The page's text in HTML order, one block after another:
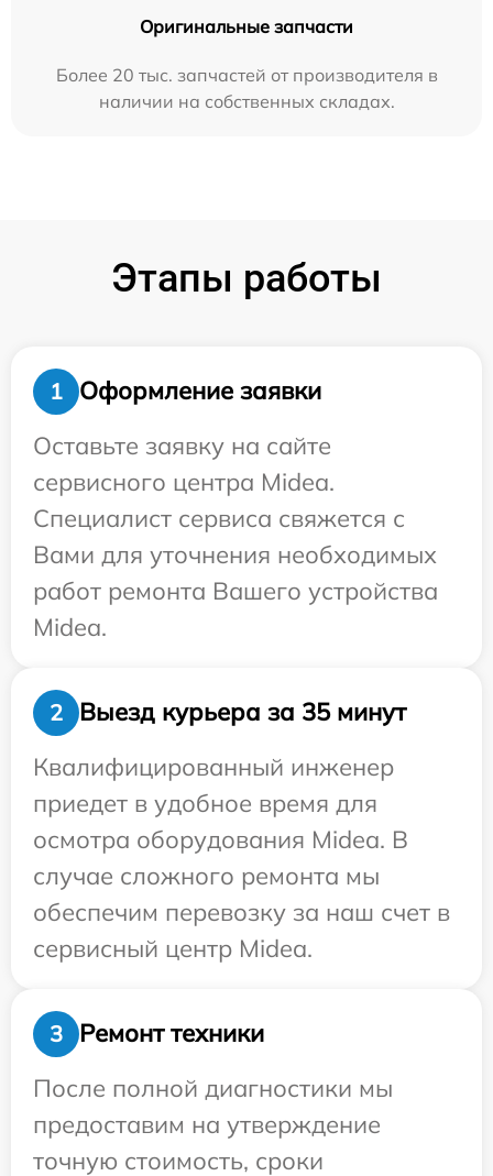
Оригинальные запчасти
Более 20 тыс. запчастей от производителя в
наличии на собственных складах.
Этапы работы
1
Оформление заявки
Оставьте заявку на сайте
сервисного центра Midea.
Специалист сервиса свяжется с
Вами для уточнения необходимых
работ ремонта Вашего устройства
Midea.
2
Выезд курьера за 35 минут
Квалифицированный инженер
приедет в удобное время для
осмотра оборудования Midea. В
случае сложного ремонта мы
обеспечим перевозку за наш счет в
сервисный центр Midea.
3
Ремонт техники
После полной диагностики мы
предоставим на утверждение
точную стоимость, сроки